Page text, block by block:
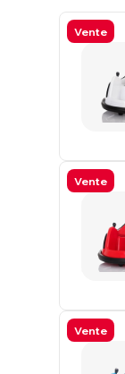
Vente
Vente
Vente